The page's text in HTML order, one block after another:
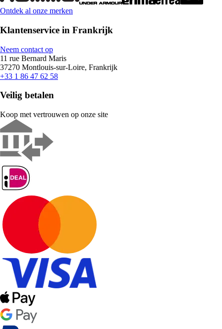
Ontdek al onze merken
Klantenservice in Frankrijk
Neem contact op
11 rue Bernard Maris
37270 Montlouis-sur-Loire, Frankrijk
+33 1 86 47 62 58
Veilig betalen
Koop met vertrouwen op onze site